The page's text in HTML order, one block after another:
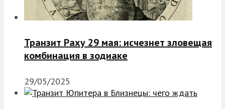
Транзит Раху 29 мая: исчезнет зловещая
комбинация в зодиаке
29/05/2025